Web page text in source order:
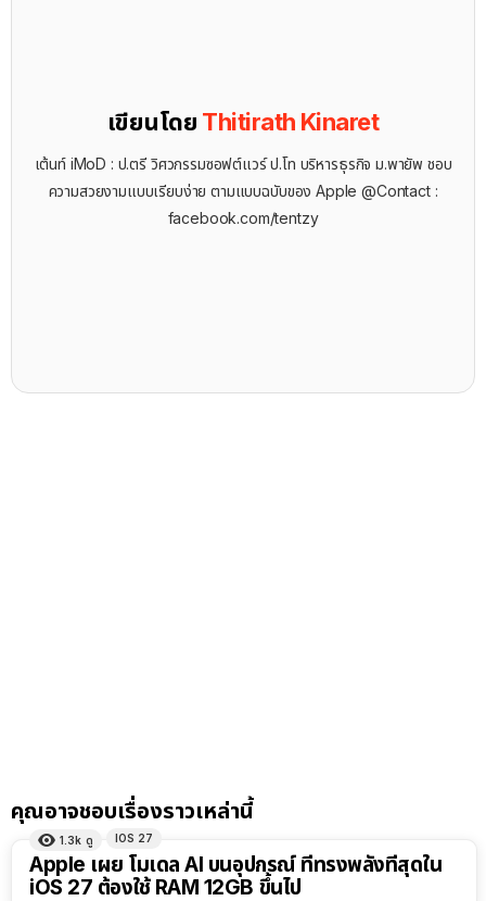
เขียนโดย Thitirath Kinaret
เต้นท์ iMoD : ป.ตรี วิศวกรรมซอฟต์แวร์ ป.โท บริหารธุรกิจ ม.พายัพ ชอบ
ความสวยงามแบบเรียบง่าย ตามแบบฉบับของ Apple @Contact :
facebook.com/tentzy
คุณอาจชอบเรื่องราวเหล่านี้
1.3k ดู IOS 27
Apple เผย โมเดล AI บนอุปกรณ์ ที่ทรงพลังที่สุดใน
iOS 27 ต้องใช้ RAM 12GB ขึ้นไป